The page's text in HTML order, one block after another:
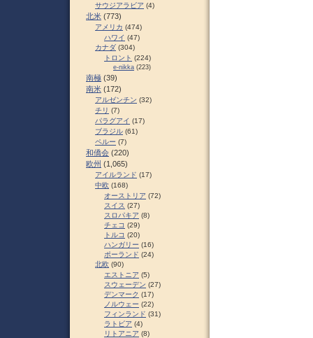
サウジアラビア (4)
北米 (773)
アメリカ (474)
ハワイ (47)
カナダ (304)
トロント (224)
e-nikka (223)
南極 (39)
南米 (172)
アルゼンチン (32)
チリ (7)
パラグアイ (17)
ブラジル (61)
ペルー (7)
和僑会 (220)
欧州 (1,065)
アイルランド (17)
中欧 (168)
オーストリア (72)
スイス (27)
スロパキア (8)
チェコ (29)
トルコ (20)
ハンガリー (16)
ポーランド (24)
北欧 (90)
エストニア (5)
スウェーデン (27)
デンマーク (17)
ノルウェー (22)
フィンランド (31)
ラトビア (4)
リトアニア (8)